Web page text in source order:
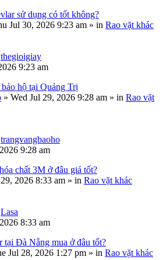
sử dụng có tốt không?
Jul 30, 2026 9:23 am » in Rao vặt khác
thegioigiay
9:23 am
hộ tại Quảng Trị
» Wed Jul 29, 2026 9:28 am » in Rao vặt
trangvangbaoho
9:28 am
chất 3M ở đâu giá tốt?
2026 8:33 am » in Rao vặt khác
Lasa
8:33 am
tại Đà Nẵng mua ở đâu tốt?
Jul 28, 2026 1:27 pm » in Rao vặt khác